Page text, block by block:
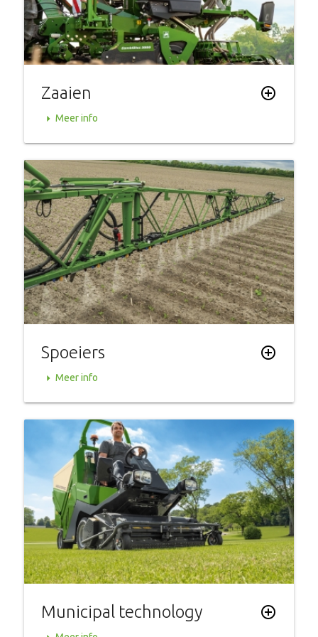
Zaaien add_circle_outline
arrow_rightMeer info
Spoeiers add_circle_outline
arrow_rightMeer info
Municipal technology add_circle_outline